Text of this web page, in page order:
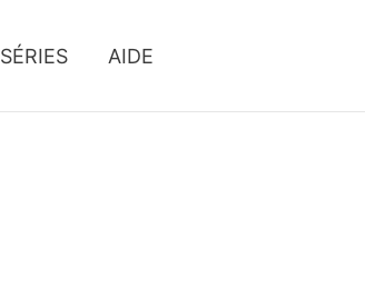
SÉRIES AIDE